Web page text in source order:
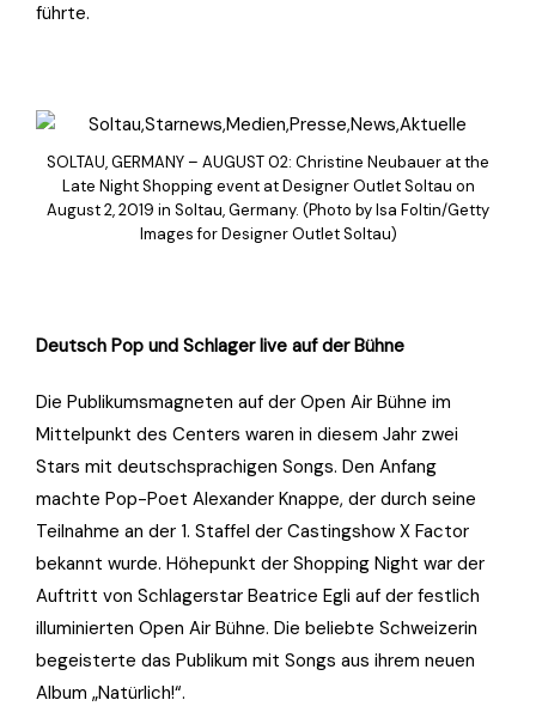
führte.
SOLTAU, GERMANY – AUGUST 02: Christine Neubauer at the
Late Night Shopping event at Designer Outlet Soltau on
August 2, 2019 in Soltau, Germany. (Photo by Isa Foltin/Getty
Images for Designer Outlet Soltau)
Deutsch Pop und Schlager live auf der Bühne
Die Publikumsmagneten auf der Open Air Bühne im
Mittelpunkt des Centers waren in diesem Jahr zwei
Stars mit deutschsprachigen Songs. Den Anfang
machte Pop-Poet Alexander Knappe, der durch seine
Teilnahme an der 1. Staffel der Castingshow X Factor
bekannt wurde. Höhepunkt der Shopping Night war der
Auftritt von Schlagerstar Beatrice Egli auf der festlich
illuminierten Open Air Bühne. Die beliebte Schweizerin
begeisterte das Publikum mit Songs aus ihrem neuen
Album „Natürlich!“.